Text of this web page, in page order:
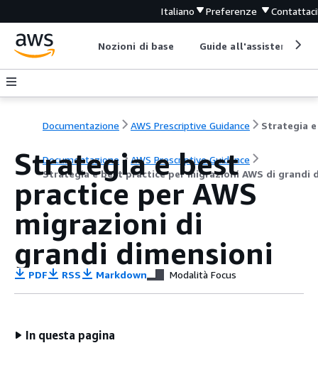
Italiano Preferenze Contattaci
Nozioni di base Guide all'assistenza
Documentazione AWS Prescriptive Guidance
Documentazione
AWS Prescriptive Guidance
Strategia e best practice per migrazioni AWS di grandi
Strategia e best
practice per AWS
migrazioni di
grandi dimensioni
PDF RSS Markdown Modalità Focus
In questa pagina